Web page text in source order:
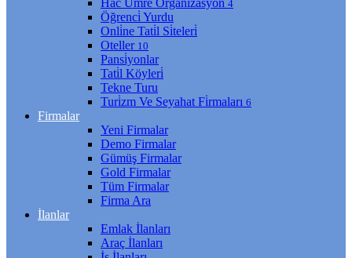
4
Öğrenci̇ Yurdu
Onli̇ne Tati̇l Si̇teleri̇
Oteller 10
Pansi̇yonlar
Tati̇l Köyleri̇
Tekne Turu
Turi̇zm Ve Seyahat Fi̇rmaları 6
Firmalar
Yeni Firmalar
Demo Firmalar
Gümüş Firmalar
Gold Firmalar
Tüm Firmalar
Firma Ara
İlanlar
Emlak İlanları
Araç İlanları